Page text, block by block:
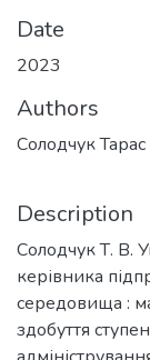
Date
2023
Authors
Солодчук
Description
Солодчук Т. В.
керівника
середовища :
здобуття